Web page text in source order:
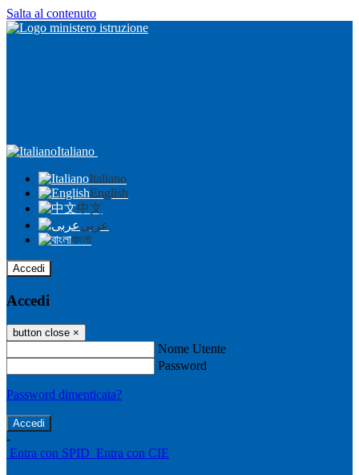
Salta al contenuto
Italiano
Italiano
English
中文
عربى
বাংলা
Accedi
Accedi
button close ×
Nome Utente
Password
Password dimenticata?
-
Entra con SPID Entra con CIE